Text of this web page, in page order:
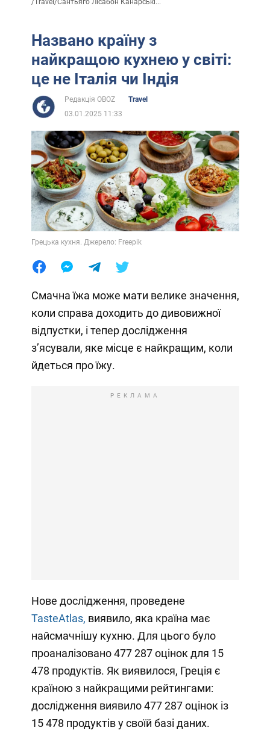
/Travel /Сантьяго Лісабон Канарські...
Названо країну з
найкращою кухнею у світі:
це не Італія чи Індія
Редакція OBOZ
Travel
03.01.2025 11:33
Грецька кухня. Джерело: Freepik
Смачна їжа може мати велике значення,
коли справа доходить до дивовижної
відпустки, і тепер дослідження
з’ясували, яке місце є найкращим, коли
йдеться про їжу.
РЕКЛАМА
Нове дослідження, проведене
TasteAtlas, виявило, яка країна має
найсмачнішу кухню. Для цього було
проаналізовано 477 287 оцінок для 15
478 продуктів. Як виявилося, Греція є
країною з найкращими рейтингами:
дослідження виявило 477 287 оцінок із
15 478 продуктів у своїй базі даних.